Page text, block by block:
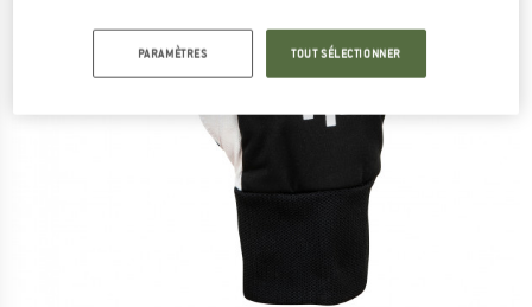
PARAMÈTRES TOUT SÉLECTIONNER